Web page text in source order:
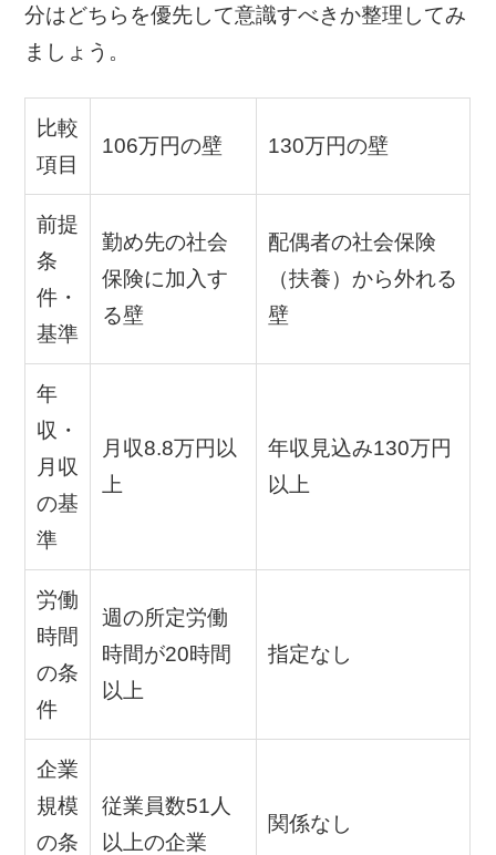
分はどちらを優先して意識すべきか整理してみ
ましょう。
比較
項目
106万円の壁 130万円の壁
前提
条
件・
基準
勤め先の社会
保険に加入す
る壁
配偶者の社会保険
（扶養）から外れる
壁
年
収・
月収
の基
準
月収8.8万円以
上
年収見込み130万円
以上
労働
時間
の条
件
週の所定労働
時間が20時間
以上
指定なし
企業
規模
の条
従業員数51人
以上の企業
関係なし